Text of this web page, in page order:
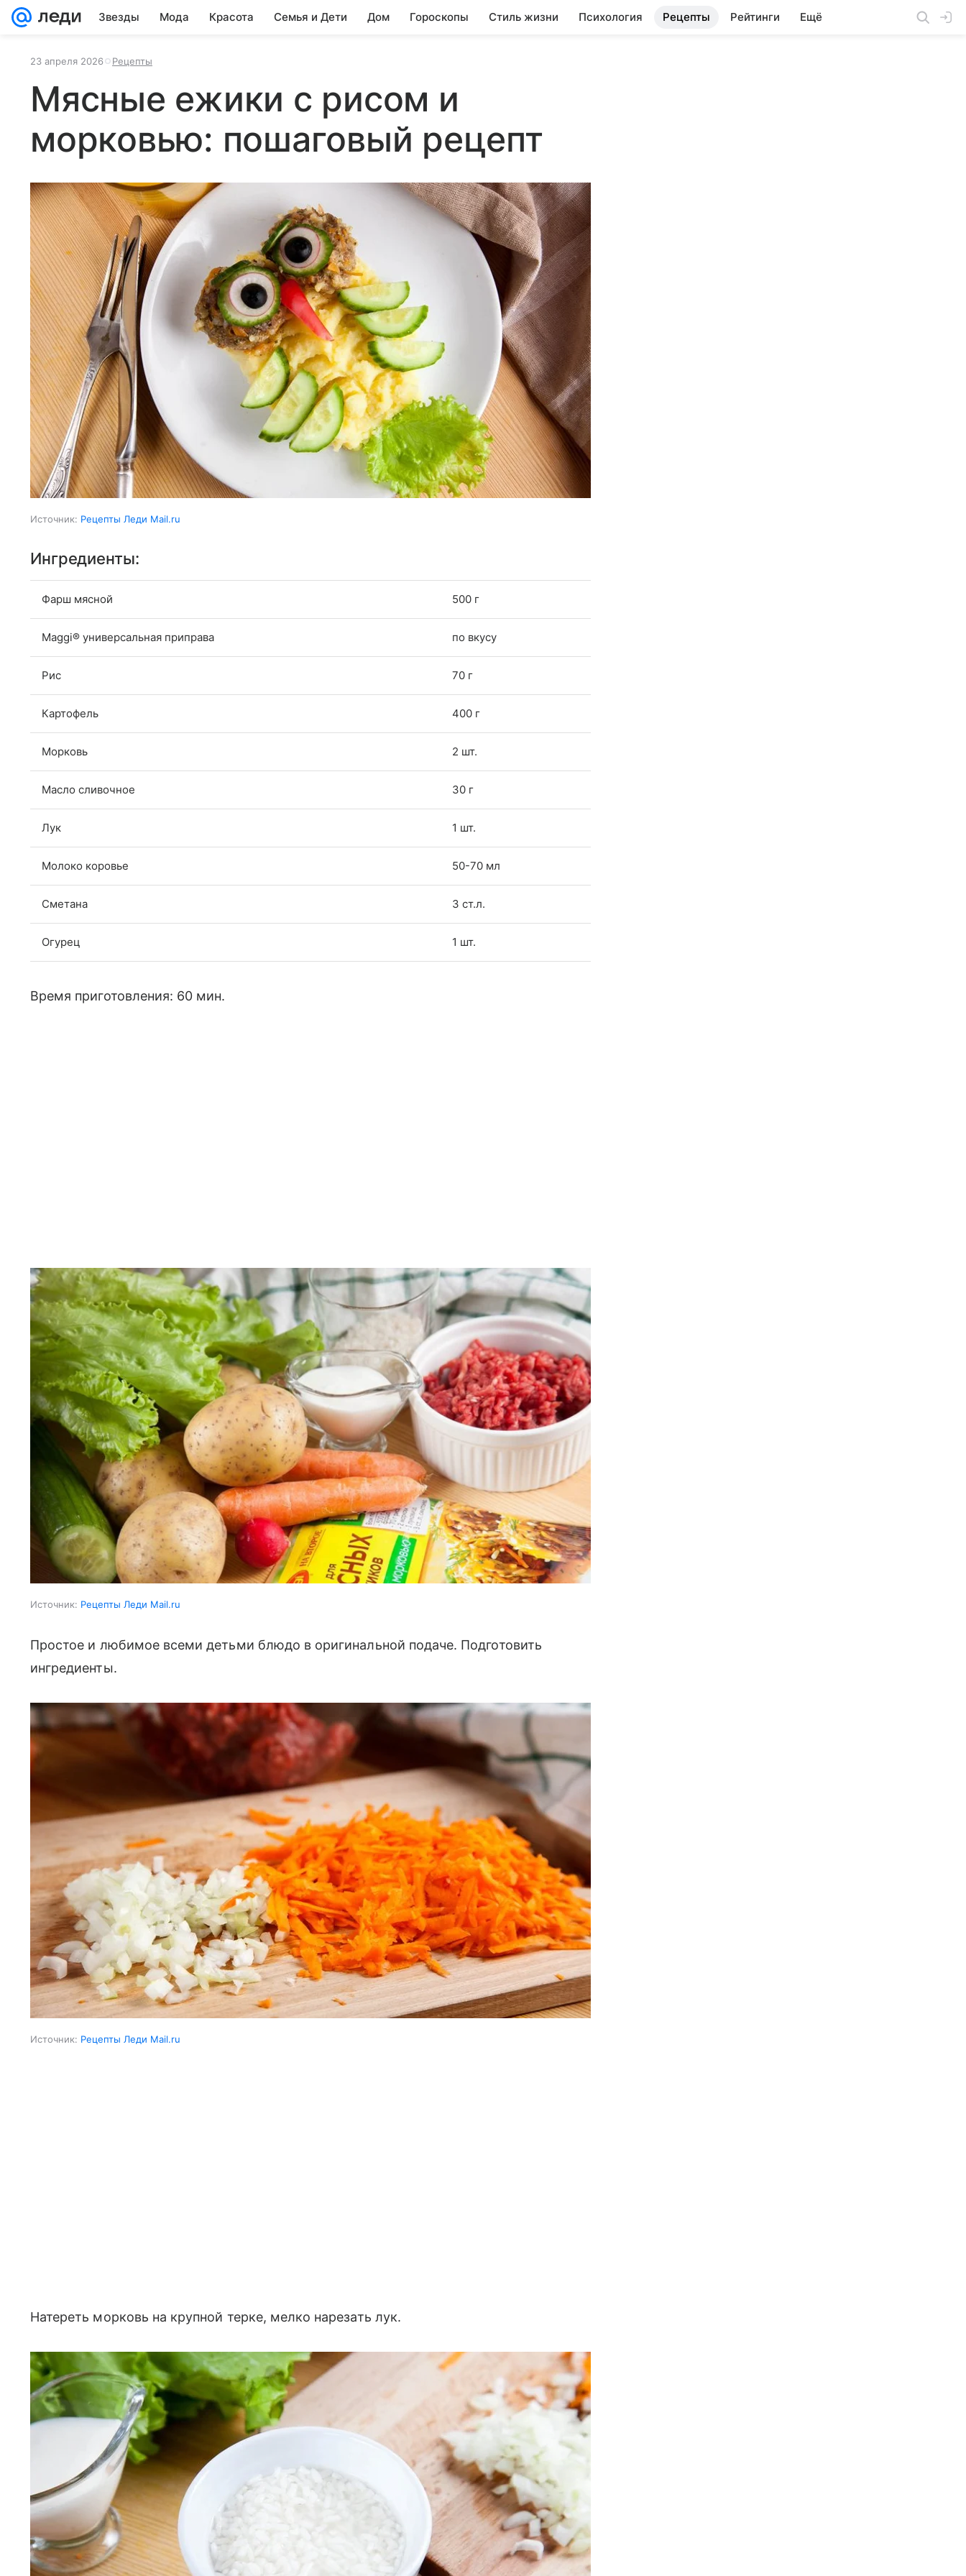
Звезды Мода Красота Семья и Дети Дом Гороскопы Стиль жизни Психология Рецепты Рейтинги Ещё
23 апреля 2026 Рецепты
Мясные ежики с рисом и
морковью: пошаговый рецепт
Источник: Рецепты Леди Mail.ru
Ингредиенты:
Фарш мясной 500 г
Maggi® универсальная приправа по вкусу
Рис 70 г
Картофель 400 г
Морковь 2 шт.
Масло сливочное 30 г
Лук 1 шт.
Молоко коровье 50-70 мл
Сметана 3 ст.л.
Огурец 1 шт.
Время приготовления: 60 мин.
Источник: Рецепты Леди Mail.ru
Простое и любимое всеми детьми блюдо в оригинальной подаче. Подготовить
ингредиенты.
Источник: Рецепты Леди Mail.ru
Натереть морковь на крупной терке, мелко нарезать лук.